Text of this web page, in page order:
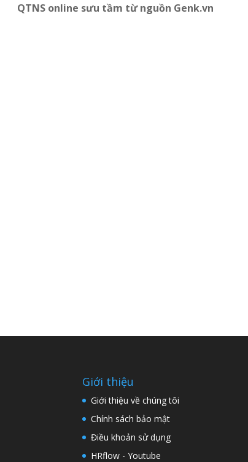
QTNS online sưu tầm từ nguồn Genk.vn
Giới thiệu
Giới thiệu về chúng tôi
Chính sách bảo mật
Điều khoản sử dụng
HRflow - Youtube